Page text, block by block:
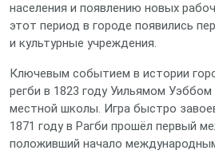
населения и появлению новых
этот период в городе появились
и культурные учреждения.
Ключевым событием в истории
регби в 1823 году Уильямом Уэббом
местной школы. Игра быстро
1871 году в Рагби прошёл первый
положивший начало